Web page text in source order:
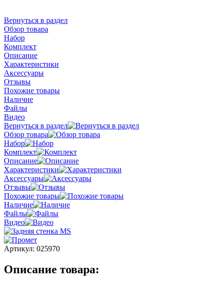
Вернуться в раздел
Обзор товара
Набор
Комплект
Описание
Характеристики
Аксессуары
Отзывы
Похожие товары
Наличие
Файлы
Видео
Вернуться в раздел
Обзор товара
Набор
Комплект
Описание
Характеристики
Аксессуары
Отзывы
Похожие товары
Наличие
Файлы
Видео
Артикул: 025970
Описание товара: